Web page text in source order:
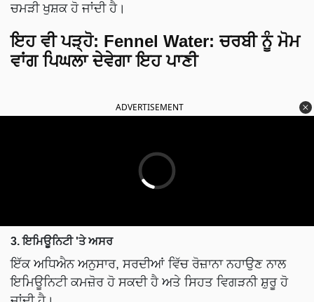
ਚਮੜੀ ਖੁਸ਼ਕ ਹੋ ਜਾਂਦੀ ਹੈ।
ਇਹ ਵੀ ਪੜ੍ਹੋ: Fennel Water: ਚਰਬੀ ਨੂੰ ਮੋਮ
ਵਾਂਗ ਪਿਘਲਾ ਦੇਵੇਗਾ ਇਹ ਪਾਣੀ
ਇੱਕ ਅਧਿਐਨ ਅਨੁਸਾਰ, ਸਰਦੀਆਂ ਵਿੱਚ ਰੋਜ਼ਾਨਾ ਨਹਾਉਣ ਨਾਲ
ਇਮਿਊਨਿਟੀ ਕਮਜ਼ੋਰ ਹੋ ਸਕਦੀ ਹੈ ਅਤੇ ਸਿਹਤ ਵਿਗੜਨੀ ਸ਼ੁਰੂ ਹੋ
ਜਾਂਦੀ ਹੈ।